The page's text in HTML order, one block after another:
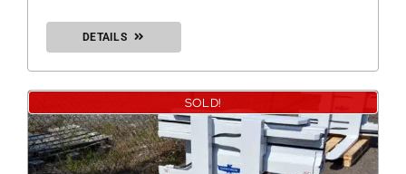
DETAILS
SOLD!